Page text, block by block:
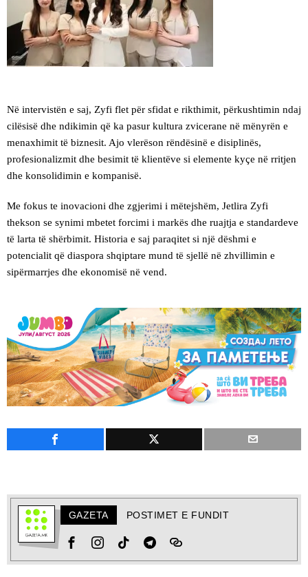
Në intervistën e saj, Zyfi flet për sfidat e rikthimit, përkushtimin ndaj
cilësisë dhe ndikimin që ka pasur kultura zvicerane në mënyrën e
menaxhimit të biznesit. Ajo vlerëson rëndësinë e disiplinës,
profesionalizmit dhe besimit të klientëve si elemente kyçe në rritjen
dhe konsolidimin e kompanisë.
Me fokus te inovacioni dhe zgjerimi i mëtejshëm, Jetlira Zyfi
thekson se synimi mbetet forcimi i markës dhe ruajtja e standardeve
të larta të shërbimit. Historia e saj paraqitet si një dëshmi e
potencialit që diaspora shqiptare mund të sjellë në zhvillimin e
sipërmarrjes dhe ekonomisë në vend.
GAZETA POSTIMET E FUNDIT